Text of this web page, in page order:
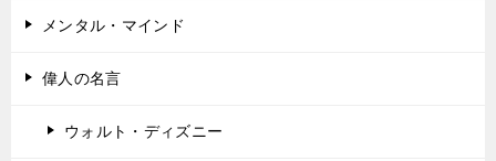
メンタル・マインド
偉人の名言
ウォルト・ディズニー